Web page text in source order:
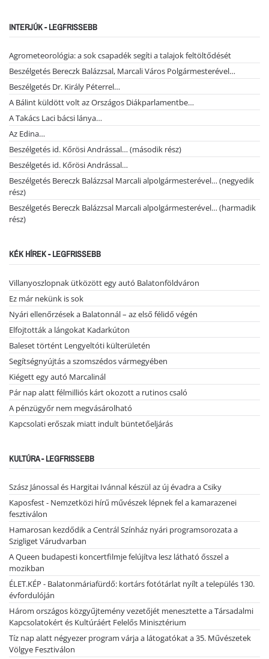
INTERJÚK - LEGFRISSEBB
Agrometeorológia: a sok csapadék segíti a talajok feltöltődését
Beszélgetés Bereczk Balázzsal, Marcali Város Polgármesterével…
Beszélgetés Dr. Király Péterrel…
A Bálint küldött volt az Országos Diákparlamentbe…
A Takács Laci bácsi lánya…
Az Edina…
Beszélgetés id. Kőrösi Andrással… (második rész)
Beszélgetés id. Kőrösi Andrással…
Beszélgetés Bereczk Balázzsal Marcali alpolgármesterével… (negyedik
rész)
Beszélgetés Bereczk Balázzsal Marcali alpolgármesterével… (harmadik
rész)
KÉK HÍREK - LEGFRISSEBB
Villanyoszlopnak ütközött egy autó Balatonföldváron
Ez már nekünk is sok
Nyári ellenőrzések a Balatonnál – az első félidő végén
Elfojtották a lángokat Kadarkúton
Baleset történt Lengyeltóti külterületén
Segítségnyújtás a szomszédos vármegyében
Kiégett egy autó Marcalinál
Pár nap alatt félmilliós kárt okozott a rutinos csaló
A pénzügyőr nem megvásárolható
Kapcsolati erőszak miatt indult büntetőeljárás
KULTÚRA - LEGFRISSEBB
Szász Jánossal és Hargitai Ivánnal készül az új évadra a Csiky
Kaposfest - Nemzetközi hírű művészek lépnek fel a kamarazenei
fesztiválon
Hamarosan kezdődik a Centrál Színház nyári programsorozata a
Szigliget Várudvarban
A Queen budapesti koncertfilmje felújítva lesz látható ősszel a
mozikban
ÉLET.KÉP - Balatonmáriafürdő: kortárs fotótárlat nyílt a település 130.
évfordulóján
Három országos közgyűjtemény vezetőjét menesztette a Társadalmi
Kapcsolatokért és Kultúráért Felelős Minisztérium
Tíz nap alatt négyezer program várja a látogatókat a 35. Művészetek
Völgye Fesztiválon